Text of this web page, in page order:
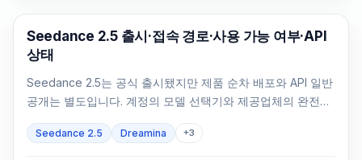
AI Video Generation
Seedance 2.5 출시·접속 경로·사용 가능 여부·API
상태
Seedance 2.5는 공식 출시됐지만 제품 순차 배포와 API 일반
공개는 별도입니다. 계정의 모델 선택기와 제공업체의 완전한
Seedance 2.5 Dreamina +3